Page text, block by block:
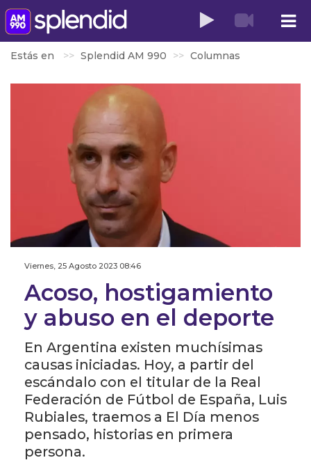
Estás en Splendid AM 990 Columnas
Viernes, 25 Agosto 2023 08:46
Acoso, hostigamiento
y abuso en el deporte
En Argentina existen muchísimas
causas iniciadas. Hoy, a partir del
escándalo con el titular de la Real
Federación de Fútbol de España, Luis
Rubiales, traemos a El Día menos
pensado, historias en primera
persona.